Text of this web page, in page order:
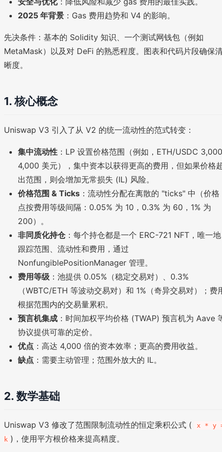
2025 年背景 ：Gas 费用趋势和 V4 的影响。
先决条件：基本的 Solidity 知识、一个测试网钱包（例如
MetaMask）以及对 DeFi 的熟悉程度。图表和代码片段确保
晰度。
1. 核心概念
Uniswap V3 引入了从 V2 的统一流动性的范式转变：
集中流动性 ：LP 设置价格范围（例如，ETH/USDC
4,000 美元），集中资本以获得更高的费用，但如果价格
出范围，则会增加无常损失 (IL) 风险。
价格范围 & Ticks ：流动性分配在离散的 "ticks" 中（价格
点按费用等级间隔：0.05% 为 10，0.3% 为 60，1% 为
200）。
非同质化持仓 ：每个持仓都是一个 ERC-721 NFT，唯一地
跟踪范围、流动性和费用，通过
NonfungiblePositionManager 管理。
费用等级 ：池提供 0.05%（稳定交易对）、0.3%
（WBTC/ETH 等波动交易对）和 1%（奇异交易对）；费
根据范围内的交易量累积。
预言机集成 ：时间加权平均价格 (TWAP) 预言机为 Aave
协议提供可靠的定价。
优点 ：高达 4,000 倍的资本效率；更高的费用收益。
缺点 ：需要主动管理；范围外放大的 IL。
2. 数学基础
Uniswap V3 修改了范围限制流动性的恒定乘积公式 (
x * y
k )，使用平方根价格来提高精度。